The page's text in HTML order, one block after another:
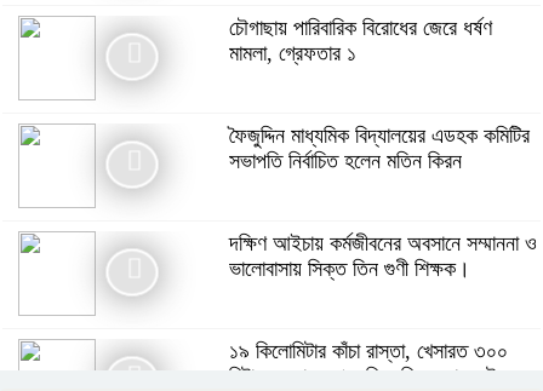
সভাপতি নির্বাচিত হলেন মতিন কিরন
সংঘর্ষ, উত্তেজনায় দিনভর অচলাবস্থা
চেষ্টার অভিযোগ, উত্তেজনা
সুপারভাইজার আটক
চৌগাছায় পারিবারিক বিরোধের জেরে ধর্ষণ
মামলা, গ্রেফতার ১
ফৈজুদ্দিন মাধ্যমিক বিদ্যালয়ের এডহক কমিটির
সভাপতি নির্বাচিত হলেন মতিন কিরন
দক্ষিণ আইচায় কর্মজীবনের অবসানে সম্মাননা ও
ভালোবাসায় সিক্ত তিন গুণী শিক্ষক।
​১৯ কিলোমিটার কাঁচা রাস্তা, খেসারত ৩০০
মিটারে: এনায়েতপুরে নিত্যদিনের যানজটে অচল